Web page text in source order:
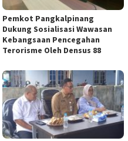
Pemkot Pangkalpinang
Dukung Sosialisasi Wawasan
Kebangsaan Pencegahan
Terorisme Oleh Densus 88